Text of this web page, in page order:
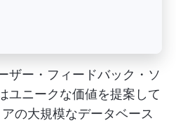
ザー・フィードバック・ソ
ユニークな価値を提案して
の大規模なデータベース